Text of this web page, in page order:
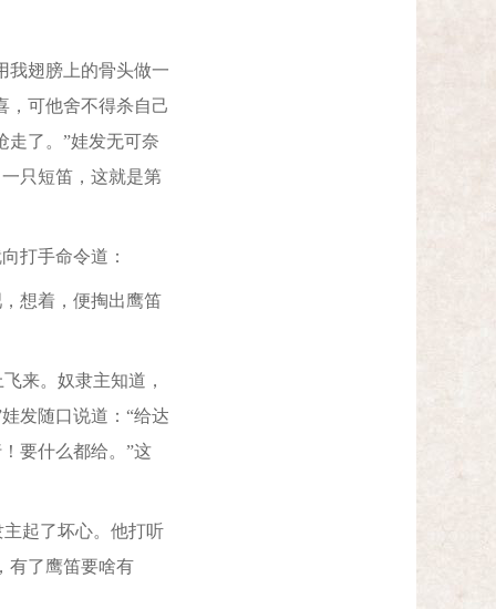
翅膀上的骨头做一
，可他舍不得杀自己
走了。”娃发无可奈
只短笛，这就是第
打手命令道：
想着，便掏出鹰笛
来。奴隶主知道，
发随口说道：“给达
要什么都给。”这
起了坏心。他打听
有了鹰笛要啥有